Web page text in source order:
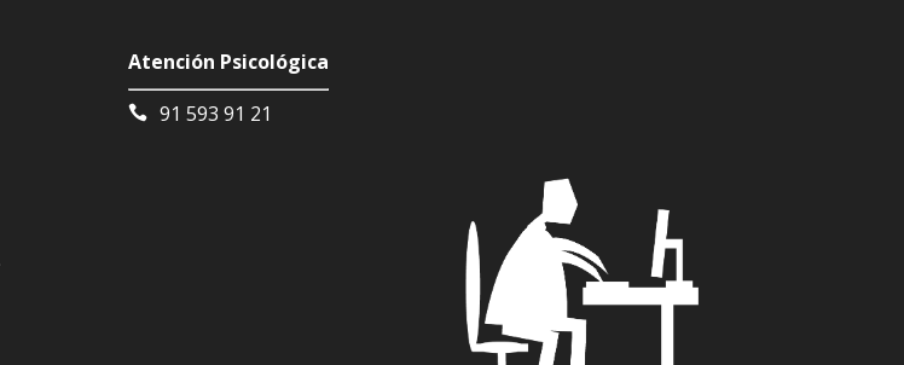
Atención Psicológica
91 593 91 21